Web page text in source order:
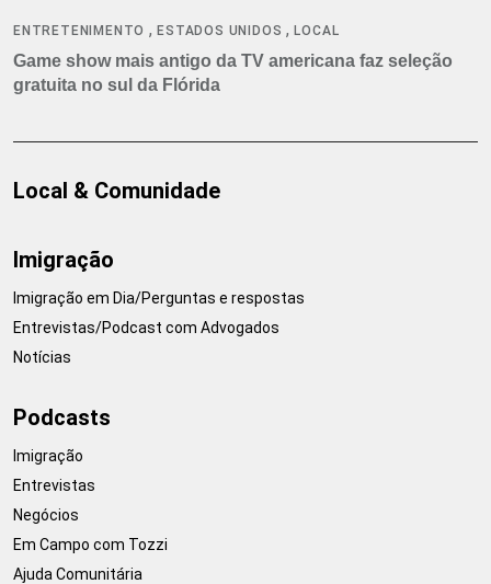
ENTRETENIMENTO ,ESTADOS UNIDOS ,LOCAL
Game show mais antigo da TV americana faz seleção
gratuita no sul da Flórida
Local & Comunidade
Imigração
Imigração em Dia/Perguntas e respostas
Entrevistas/Podcast com Advogados
Notícias
Podcasts
Imigração
Entrevistas
Negócios
Em Campo com Tozzi
Ajuda Comunitária